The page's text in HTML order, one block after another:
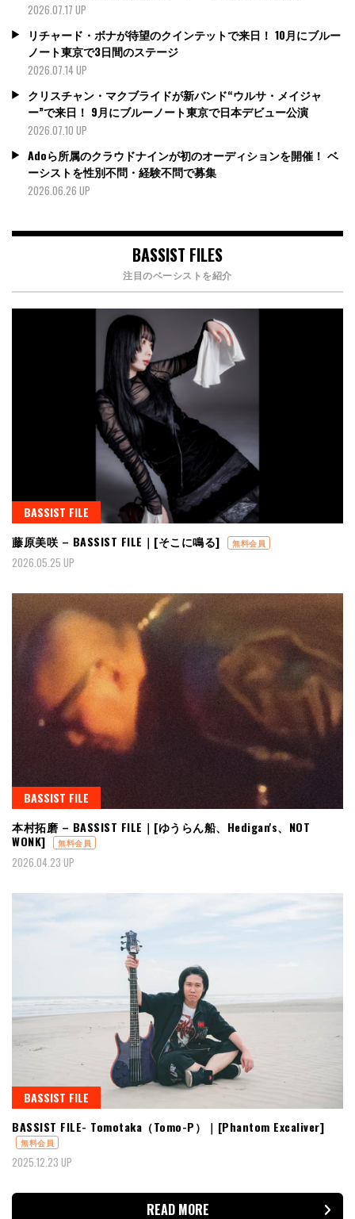
2026.07.17 UP
リチャード・ボナが待望のクインテットで来日！ 10月にブルー
ノート東京で3日間のステージ
2026.07.14 UP
クリスチャン・マクブライドが新バンド“ウルサ・メイジャ
ー”で来日！ 9月にブルーノート東京で日本デビュー公演
2026.07.10 UP
Adoら所属のクラウドナインが初のオーディションを開催！ ベ
ーシストを性別不問・経験不問で募集
2026.06.26 UP
BASSIST FILES
注目のベーシストを紹介
BASSIST FILE
藤原美咲 – BASSIST FILE｜[そこに鳴る]
無料会員
2026.05.25 UP
BASSIST FILE
本村拓磨 – BASSIST FILE｜[ゆうらん船、Hedigan's、NOT
WONK]
無料会員
2026.04.23 UP
BASSIST FILE
BASSIST FILE- Tomotaka（Tomo-P）｜[Phantom Excaliver]
無料会員
2025.12.23 UP
READ MORE